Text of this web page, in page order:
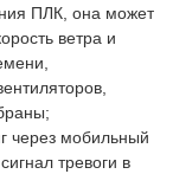
ПЛК, она может
ветра и
через мобильный
тревоги в